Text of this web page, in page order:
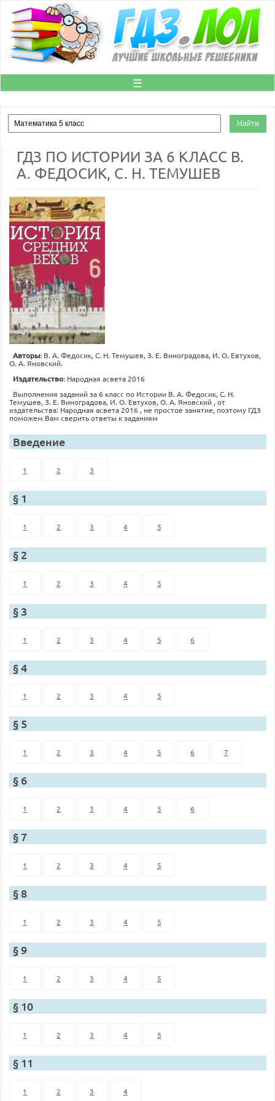
☰
ГДЗ ПО ИСТОРИИ ЗА 6 КЛАСС В.
А. ФЕДОСИК, С. Н. ТЕМУШЕВ
Авторы: В. А. Федосик, С. Н. Темушев, З. Е. Виноградова, И. О. Евтухов,
О. А. Яновский.
Издательство: Народная асвета 2016
Выполнения заданий за 6 класс по Истории В. А. Федосик, С. Н.
Темушев, З. Е. Виноградова, И. О. Евтухов, О. А. Яновский , от
издательства: Народная асвета 2016 , не простое занятие, поэтому ГДЗ
поможем Вам сверить ответы к заданиям
Введение
1 2 3
§ 1
1 2 3 4 5
§ 2
1 2 3 4 5
§ 3
1 2 3 4 5 6
§ 4
1 2 3 4 5
§ 5
1 2 3 4 5 6 7
§ 6
1 2 3 4 5 6
§ 7
1 2 3 4 5
§ 8
1 2 3 4 5
§ 9
1 2 3 4 5
§ 10
1 2 3 4 5
§ 11
1 2 3 4